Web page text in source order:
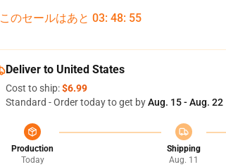
このセールはあと 03: 48: 54
Deliver to United States
Cost to ship:$6.99
Standard - Order today to get byAug. 15 - Aug. 22
Production
Today
Shipping
Aug. 11